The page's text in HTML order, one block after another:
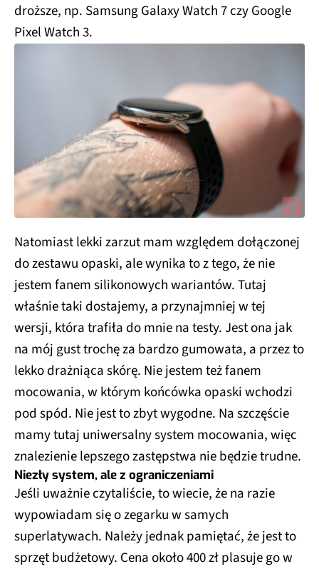
droższe, np. Samsung Galaxy Watch 7 czy Google
Pixel Watch 3.
Natomiast lekki zarzut mam względem dołączonej
do zestawu opaski, ale wynika to z tego, że nie
jestem fanem silikonowych wariantów. Tutaj
właśnie taki dostajemy, a przynajmniej w tej
wersji, która trafiła do mnie na testy. Jest ona jak
na mój gust trochę za bardzo gumowata, a przez to
lekko drażniąca skórę. Nie jestem też fanem
mocowania, w którym końcówka opaski wchodzi
pod spód. Nie jest to zbyt wygodne. Na szczęście
mamy tutaj uniwersalny system mocowania, więc
znalezienie lepszego zastępstwa nie będzie trudne.
Niezły system, ale z ograniczeniami
Jeśli uważnie czytaliście, to wiecie, że na razie
wypowiadam się o zegarku w samych
superlatywach. Należy jednak pamiętać, że jest to
sprzęt budżetowy. Cena około 400 zł plasuje go w